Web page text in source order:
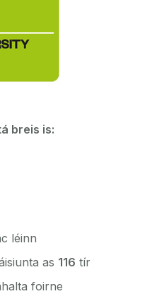
breis is:
léinn
as 116 tír
foirne